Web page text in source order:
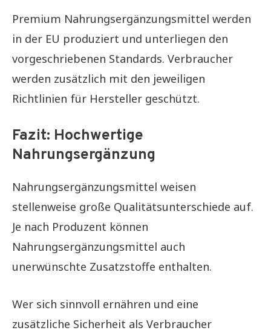
Premium Nahrungsergänzungsmittel werden
in der EU produziert und unterliegen den
vorgeschriebenen Standards. Verbraucher
werden zusätzlich mit den jeweiligen
Richtlinien für Hersteller geschützt.
Fazit: Hochwertige
Nahrungsergänzung
Nahrungsergänzungsmittel weisen
stellenweise große Qualitätsunterschiede auf.
Je nach Produzent können
Nahrungsergänzungsmittel auch
unerwünschte Zusatzstoffe enthalten.
Wer sich sinnvoll ernähren und eine
zusätzliche Sicherheit als Verbraucher